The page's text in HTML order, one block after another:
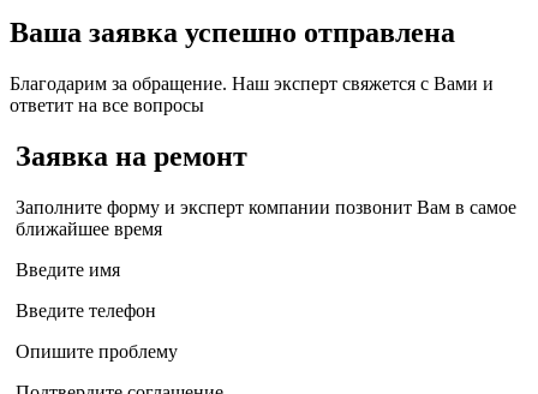
Ваша заявка успешно отправлена
Благодарим за обращение. Наш эксперт свяжется с Вами и
ответит на все вопросы
Заявка на ремонт
Заполните форму и эксперт компании позвонит Вам в самое
ближайшее время
Введите имя
Введите телефон
Опишите проблему